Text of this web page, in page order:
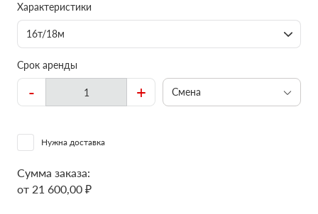
Характеристики
16т/18м
Срок аренды
- + Смена
Нужна доставка
Сумма заказа:
от 21 600,00 ₽